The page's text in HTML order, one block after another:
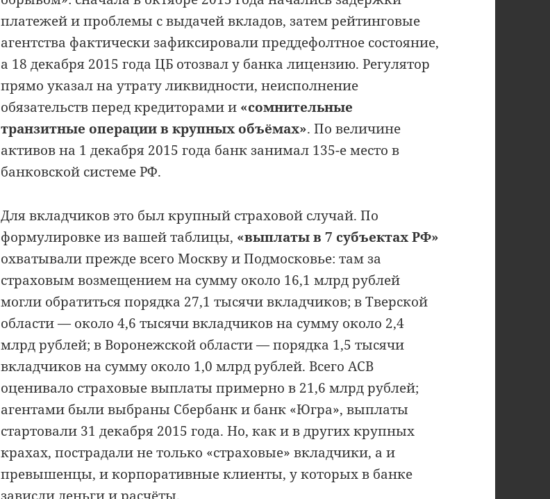
платежей и проблемы с выдачей вкладов, затем рейтинговые
агентства фактически зафиксировали преддефолтное состояние,
а 18 декабря 2015 года ЦБ отозвал у банка лицензию. Регулятор
прямо указал на утрату ликвидности, неисполнение
обязательств перед кредиторами и «сомнительные
транзитные операции в крупных объёмах». По величине
активов на 1 декабря 2015 года банк занимал 135-е место в
банковской системе РФ.
Для вкладчиков это был крупный страховой случай. По
формулировке из вашей таблицы, «выплаты в 7 субъектах РФ»
охватывали прежде всего Москву и Подмосковье: там за
страховым возмещением на сумму около 16,1 млрд рублей
могли обратиться порядка 27,1 тысячи вкладчиков; в Тверской
области — около 4,6 тысячи вкладчиков на сумму около 2,4
млрд рублей; в Воронежской области — порядка 1,5 тысячи
вкладчиков на сумму около 1,0 млрд рублей. Всего АСВ
оценивало страховые выплаты примерно в 21,6 млрд рублей;
агентами были выбраны Сбербанк и банк «Югра», выплаты
стартовали 31 декабря 2015 года. Но, как и в других крупных
крахах, пострадали не только «страховые» вкладчики, а и
превышенцы, и корпоративные клиенты, у которых в банке